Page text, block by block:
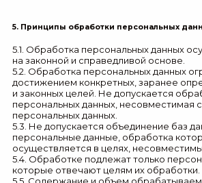
5. Принципы обработки персональных
5.1. Обработка персональных данных
на законной и справедливой основе.
5.2. Обработка персональных данных
достижением конкретных, заранее
и законных целей. Не допускается
персональных данных, несовместимая
персональных данных.
5.3. Не допускается объединение баз
персональные данные, обработка
осуществляется в целях,
5.4. Обработке подлежат только
которые отвечают целям их обработки.
5.5. Содержание и объем